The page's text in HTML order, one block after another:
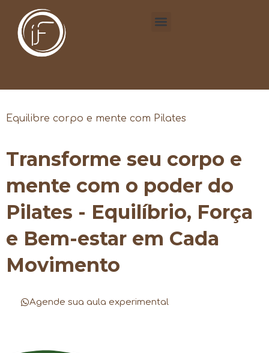
Equilibre corpo e mente com Pilates
Transforme seu corpo e
mente com o poder do
Pilates - Equilíbrio, Força
e Bem-estar em Cada
Movimento
Agende sua aula experimental